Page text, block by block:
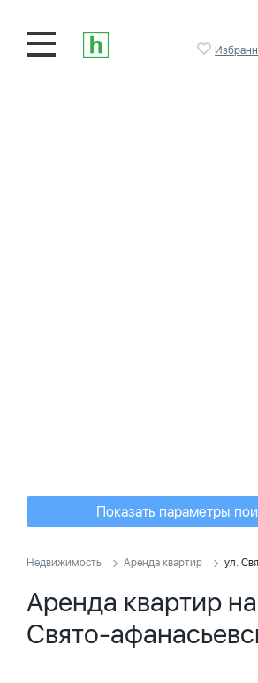
Показать параметры
Недвижимость Аренда квартир ул.
Аренда квартир
Свято-